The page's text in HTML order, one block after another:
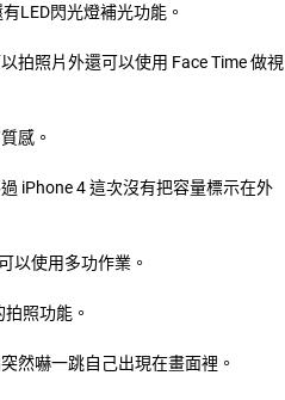
LED閃光燈補光功能。
拍照片外還可以使用 Face Time 做視
感。
iPhone 4 這次沒有把容量標示在外
以使用多功作業。
照功能。
然嚇一跳自己出現在畫面裡。